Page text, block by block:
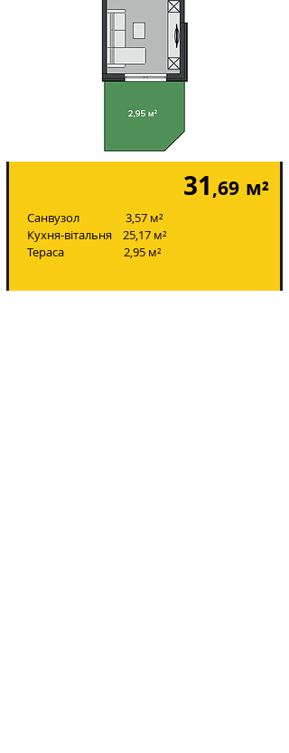
31,69 м²
Санвузол 3,57 м²
Кухня-вітальня 25,17 м²
Тераса 2,95 м²